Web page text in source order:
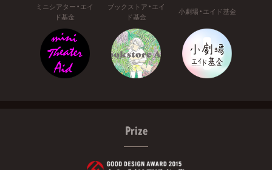
ミニシアター・エイ
ド基金
ブックストア・エイ
ド基金
小劇場・エイド基金
Prize